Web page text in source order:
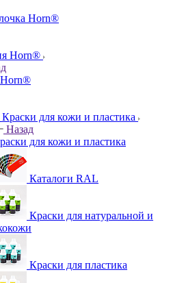
Horn®
Horn®
Краски для кожи и пластика
Назад
для кожи и пластика
Каталоги RAL
Краски для натуральной и
Краски для пластика